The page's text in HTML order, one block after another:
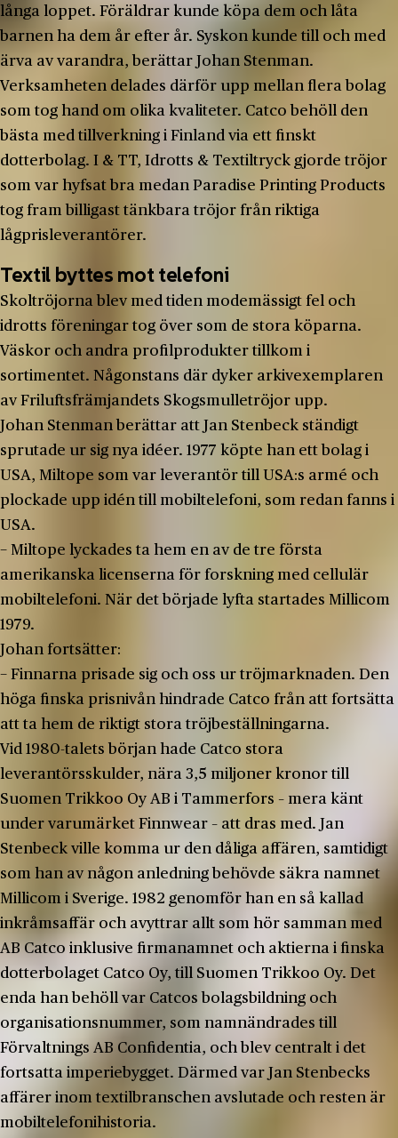
långa loppet. Föräldrar kunde köpa dem och låta
barnen ha dem år efter år. Syskon kunde till och med
ärva av varandra, berättar Johan Stenman.
Verksamheten delades därför upp mellan flera bolag
som tog hand om olika kvaliteter. Catco behöll den
bästa med tillverkning i Finland via ett finskt
dotterbolag. I & TT, Idrotts & Textiltryck gjorde tröjor
som var hyfsat bra medan Paradise Printing Products
tog fram billigast tänkbara tröjor från riktiga
lågprisleverantörer.
Textil byttes mot telefoni
Skoltröjorna blev med tiden modemässigt fel och
idrotts föreningar tog över som de stora köparna.
Väskor och andra profilprodukter tillkom i
sortimentet. Någonstans där dyker arkivexemplaren
av Friluftsfrämjandets Skogsmulletröjor upp.
Johan Stenman berättar att Jan Stenbeck ständigt
sprutade ur sig nya idéer. 1977 köpte han ett bolag i
USA, Miltope som var leverantör till USA:s armé och
plockade upp idén till mobiltelefoni, som redan fanns i
USA.
− Miltope lyckades ta hem en av de tre första
amerikanska licenserna för forskning med cellulär
mobiltelefoni. När det började lyfta startades Millicom
1979.
Johan fortsätter:
− Finnarna prisade sig och oss ur tröjmarknaden. Den
höga finska prisnivån hindrade Catco från att fortsätta
att ta hem de riktigt stora tröjbeställningarna.
Vid 1980-talets början hade Catco stora
leverantörsskulder, nära 3,5 miljoner kronor till
Suomen Trikkoo Oy AB i Tammerfors – mera känt
under varumärket Finnwear – att dras med. Jan
Stenbeck ville komma ur den dåliga affären, samtidigt
som han av någon anledning behövde säkra namnet
Millicom i Sverige. 1982 genomför han en så kallad
inkråmsaffär och avyttrar allt som hör samman med
AB Catco inklusive firmanamnet och aktierna i finska
dotterbolaget Catco Oy, till Suomen Trikkoo Oy. Det
enda han behöll var Catcos bolagsbildning och
organisationsnummer, som namnändrades till
Förvaltnings AB Confidentia, och blev centralt i det
fortsatta imperiebygget. Därmed var Jan Stenbecks
affärer inom textilbranschen avslutade och resten är
mobiltelefonihistoria.